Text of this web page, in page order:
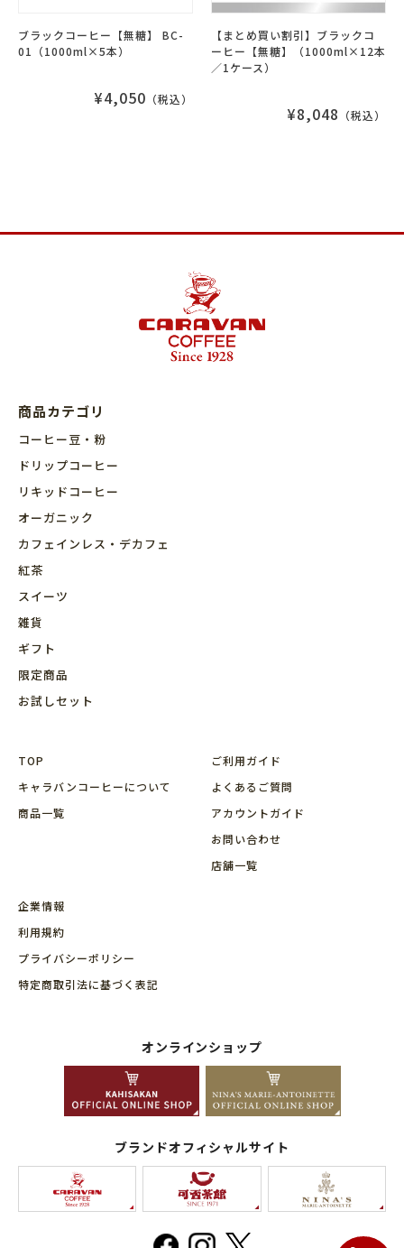
ブラックコーヒー【無糖】 BC-
01（1000ml×5本）
¥4,050 （税込）
【まとめ買い割引】ブラックコ
ーヒー【無糖】（1000ml×12本
／1ケース）
¥8,048 （税込）
商品カテゴリ
コーヒー豆・粉
ドリップコーヒー
リキッドコーヒー
オーガニック
カフェインレス・デカフェ
紅茶
スイーツ
雑貨
ギフト
限定商品
お試しセット
TOP
キャラバンコーヒーについて
商品⼀覧
ご利用ガイド
よくあるご質問
アカウントガイド
お問い合わせ
店舗⼀覧
企業情報
利用規約
プライバシーポリシー
特定商取引法に基づく表記
オンラインショップ
ブランドオフィシャルサイト